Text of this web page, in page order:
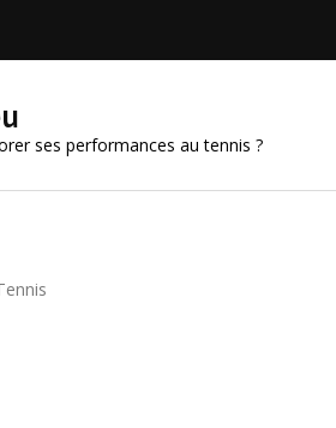
ses performances au tennis ?